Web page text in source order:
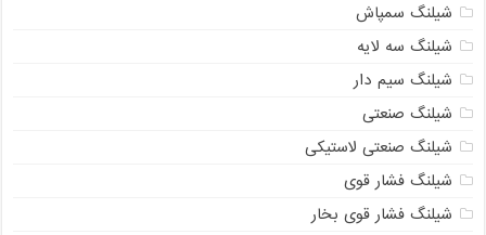
شیلنگ سمپاش
شیلنگ سه لایه
شیلنگ سیم دار
شیلنگ صنعتی
شیلنگ صنعتی لاستیکی
شیلنگ فشار قوی
شیلنگ فشار قوی بخار